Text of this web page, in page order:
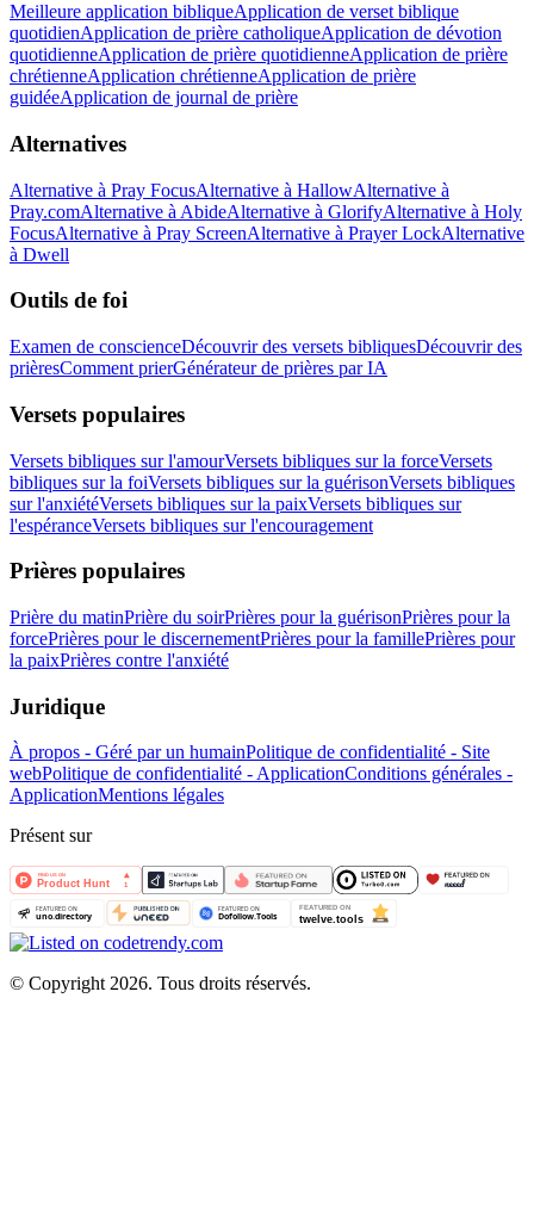
Meilleure application bibliqueApplication de verset biblique
quotidienApplication de prière catholiqueApplication de dévotion
quotidienneApplication de prière quotidienneApplication de prière
chrétienneApplication chrétienneApplication de prière
guidéeApplication de journal de prière
Alternatives
Alternative à Pray FocusAlternative à HallowAlternative à
Pray.comAlternative à AbideAlternative à GlorifyAlternative à Holy
FocusAlternative à Pray ScreenAlternative à Prayer LockAlternative
à Dwell
Outils de foi
Examen de conscienceDécouvrir des versets bibliquesDécouvrir des
prièresComment prierGénérateur de prières par IA
Versets populaires
Versets bibliques sur l'amourVersets bibliques sur la forceVersets
bibliques sur la foiVersets bibliques sur la guérisonVersets bibliques
sur l'anxiétéVersets bibliques sur la paixVersets bibliques sur
l'espéranceVersets bibliques sur l'encouragement
Prières populaires
Prière du matinPrière du soirPrières pour la guérisonPrières pour la
forcePrières pour le discernementPrières pour la famillePrières pour
la paixPrières contre l'anxiété
Juridique
À propos - Géré par un humainPolitique de confidentialité - Site
webPolitique de confidentialité - ApplicationConditions générales -
ApplicationMentions légales
Présent sur
© Copyright 2026. Tous droits réservés.